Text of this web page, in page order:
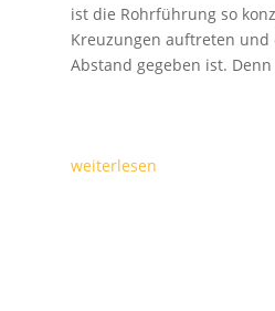
ist die Rohrführung so
Kreuzungen auftreten
Abstand gegeben ist. Denn
weiterlesen